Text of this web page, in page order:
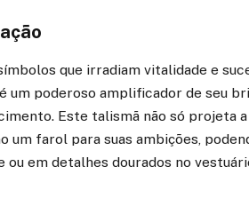
que irradiam vitalidade e
um poderoso amplificador de seu
Este talismã não só projeta a
um farol para suas ambições,
em detalhes dourados no